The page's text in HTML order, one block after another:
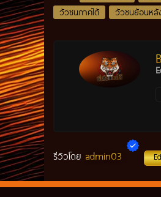
วัวชนภาคใต้
วัวชนย้อนหลั
รีวิวโดย admin03